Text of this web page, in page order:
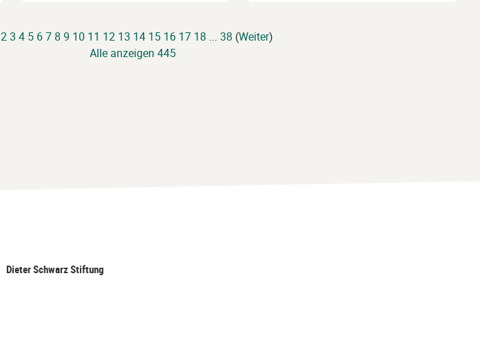
23 4 5 67 8 9 10 11 12 13 14 15 16 17 18 ... 38 (Weiter)
Alle anzeigen 445
Dieter Schwarz Stiftung